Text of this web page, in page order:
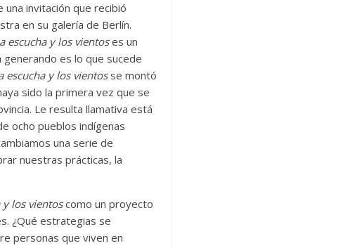
invitación que recibió
en su galería de Berlín.
escucha y los vientoses un
es lo que sucede
escucha y los vientosse montó
sido la primera vez que se
Le resulta llamativa está
ocho pueblos indígenas
una serie de
nuestras prácticas, la
y los vientoscomo un proyecto
¿Qué estrategias se
personas que viven en